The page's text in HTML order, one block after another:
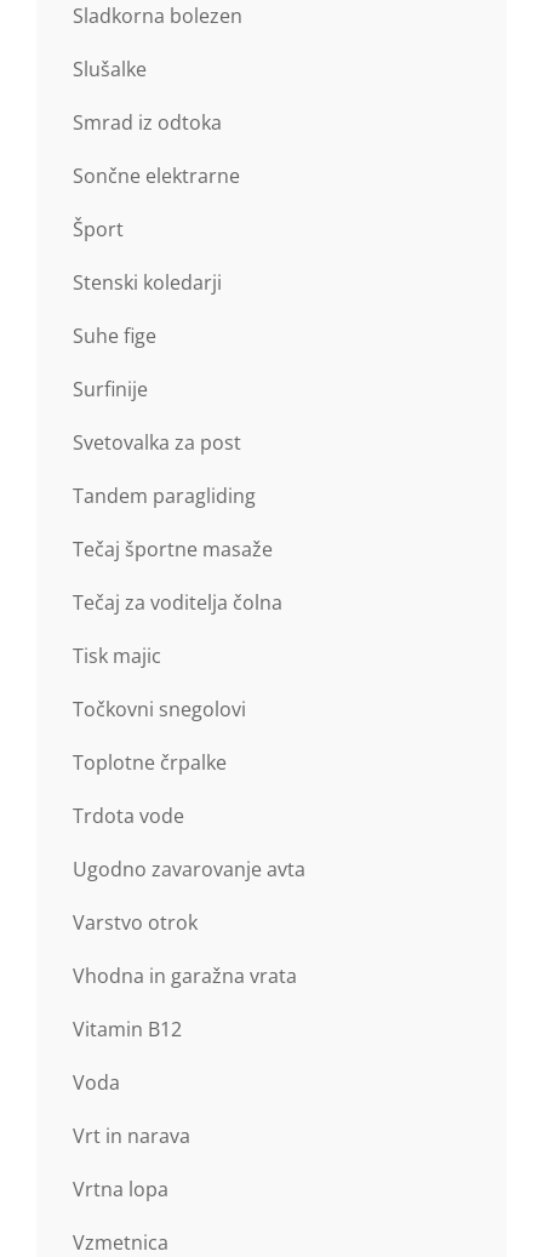
Sladkorna bolezen
Slušalke
Smrad iz odtoka
Sončne elektrarne
Šport
Stenski koledarji
Suhe fige
Surfinije
Svetovalka za post
Tandem paragliding
Tečaj športne masaže
Tečaj za voditelja čolna
Tisk majic
Točkovni snegolovi
Toplotne črpalke
Trdota vode
Ugodno zavarovanje avta
Varstvo otrok
Vhodna in garažna vrata
Vitamin B12
Voda
Vrt in narava
Vrtna lopa
Vzmetnica